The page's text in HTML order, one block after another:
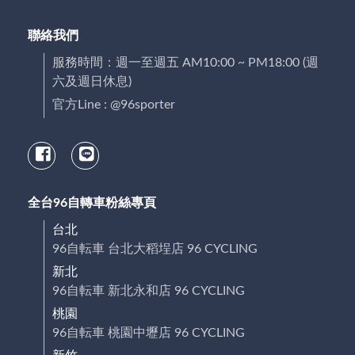
聯絡我們
服務時間：週一至週五 AM10:00 ~ PM18:00 (週
六及週日休息)
官方Line : @96sporter
全台96自轉車粉絲專頁
台北
96自転車 台北大稻埕店 96 CYCLING
新北
96自転車 新北永和店 96 CYCLING
桃園
96自転車 桃園中壢店 96 CYCLING